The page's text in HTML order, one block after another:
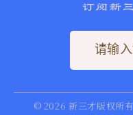
订阅新
© 2026 新三才版权所有